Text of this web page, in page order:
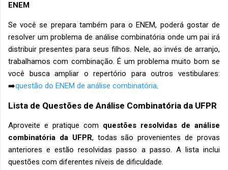
ENEM
Se você se prepara também para o ENEM, poderá gostar de
resolver um problema de análise combinatória onde um pai irá
distribuir presentes para seus filhos. Nele, ao invés de arranjo,
trabalhamos com combinação. É um problema muito bom se
você busca ampliar o repertório para outros vestibulares:
➡️questão do ENEM de análise combinatória.
Lista de Questões de Análise Combinatória da UFPR
Aproveite e pratique com questões resolvidas de análise
combinatória da UFPR, todas são provenientes de provas
anteriores e estão resolvidas passo a passo. A lista inclui
questões com diferentes níveis de dificuldade.